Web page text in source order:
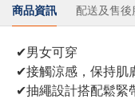
商品資訊 配送及售後
✔男女可穿
✔接觸涼感，保持肌
✔抽繩設計搭配鬆緊